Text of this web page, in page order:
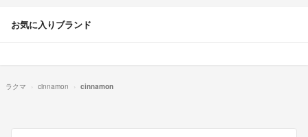
お気に入りブランド
ラクマ cinnamon cinnamon